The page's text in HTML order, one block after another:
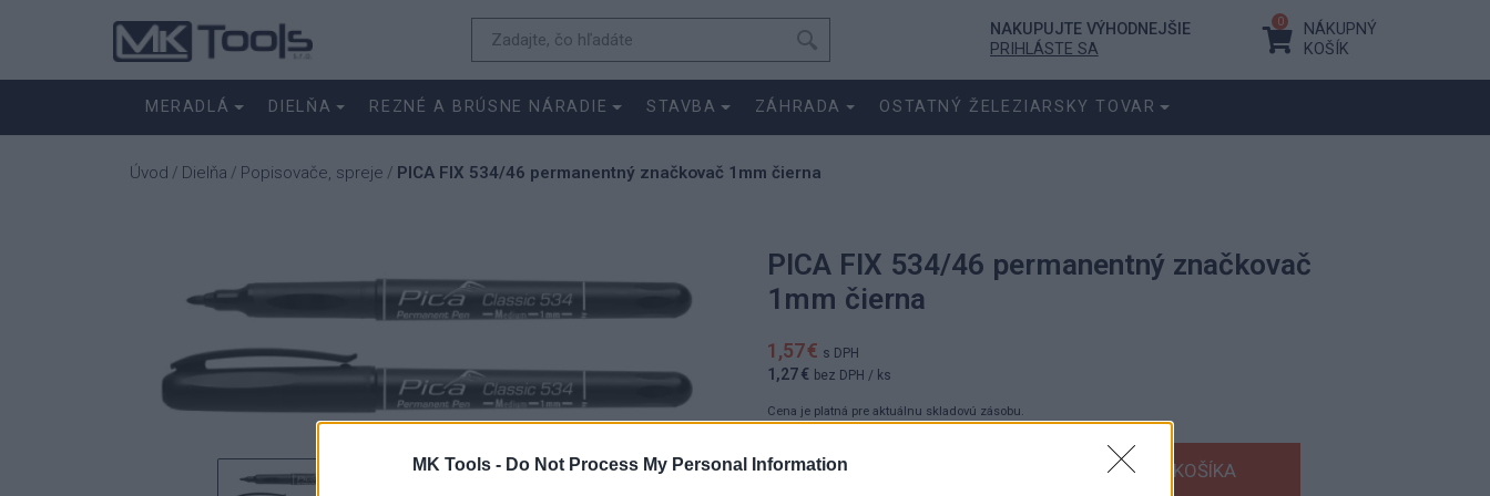
MK Tools - Do Not Process My Personal Information
NAKUPUJTE VÝHODNEJŠIE
PRIHLÁSTE SA
0
NÁKUPNÝ
KOŠÍK
MERADLÁ DIELŇA REZNÉ A BRÚSNE NÁRADIE STAVBA ZÁHRADA OSTATNÝ ŽELEZIARSKY TOVAR
Úvod / Dielňa / Popisovače, spreje / PICA FIX 534/46 permanentný značkovač 1mm čierna
PICA FIX 534/46 permanentný značkovač
1mm čierna
1,57 € s DPH
1,27 € bez DPH / ks
Cena je platná pre aktuálnu skladovú zásobu.